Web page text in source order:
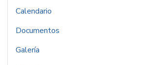
Calendario
Documentos
Galería